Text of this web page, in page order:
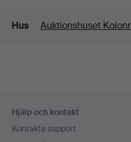
Detaljer
Hus Auktionshuset
Hjälp och kontakt
Kontakta support